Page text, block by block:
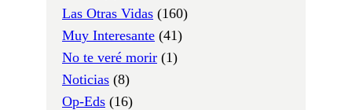
Las Otras Vidas (160)
Muy Interesante (41)
No te veré morir (1)
Noticias (8)
Op-Eds (16)